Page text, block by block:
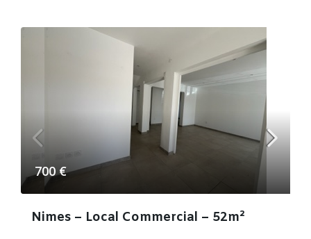
700 €
Nimes – Local Commercial – 52m²